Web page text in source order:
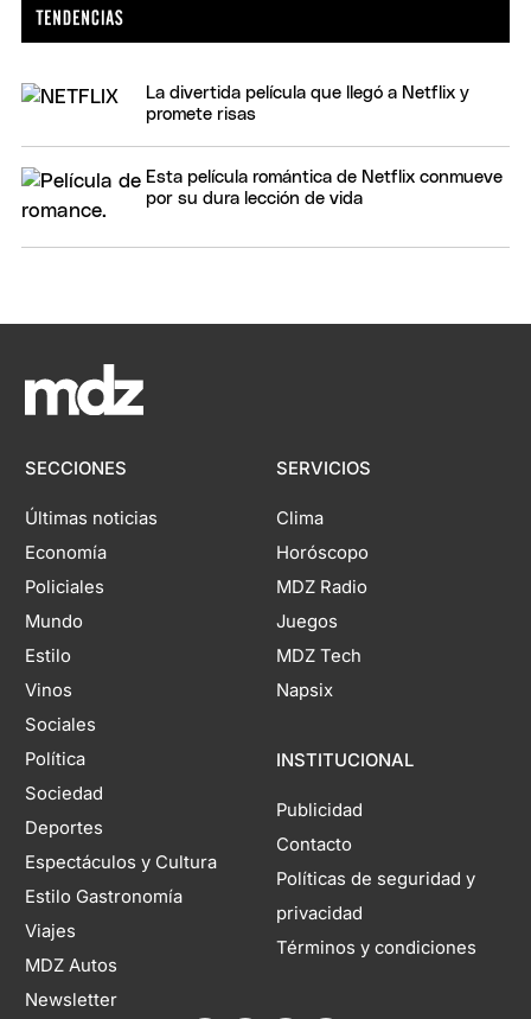
La divertida película que llegó a Netflix y
promete risas
Esta película romántica de Netflix conmueve
por su dura lección de vida
SECCIONES
Últimas noticias
Economía
Policiales
Mundo
Estilo
Vinos
Sociales
Política
Sociedad
Deportes
Espectáculos y Cultura
Estilo Gastronomía
Viajes
MDZ Autos
Newsletter
SERVICIOS
Clima
Horóscopo
MDZ Radio
Juegos
MDZ Tech
Napsix
INSTITUCIONAL
Publicidad
Contacto
Políticas de seguridad y
privacidad
Términos y condiciones